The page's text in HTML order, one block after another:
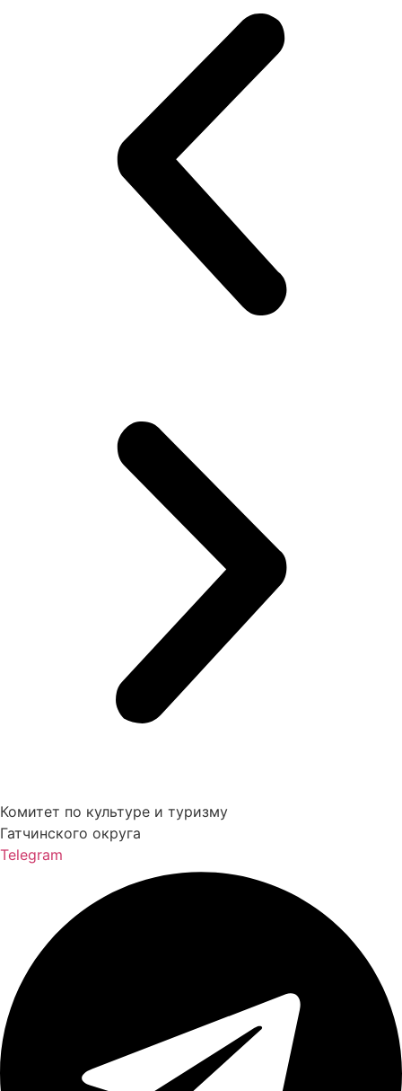
Комитет по культуре и туризму
Гатчинского округа
Telegram